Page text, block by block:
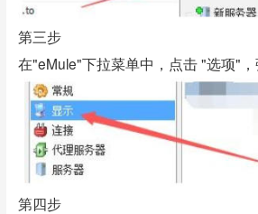
第三步
在"eMule"下拉菜单中，点击 "选项"，
第四步